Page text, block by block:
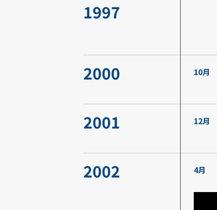
1997
2000 10月
2001 12月
2002 4月